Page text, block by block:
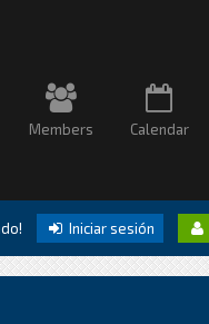
Members Calendar
Iniciar sesión